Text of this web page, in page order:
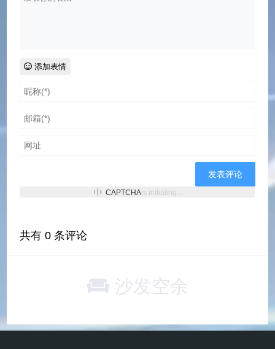
添加表情
CAPTCHAis initialing...
共有0 条评论
沙发空余